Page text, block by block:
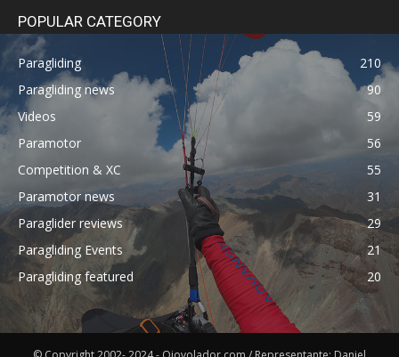
POPULAR CATEGORY
Paragliding
210
Paragliding news
90
Videos
59
Paramotor
56
Competition & XC
55
Paramotor news
31
Paraglider reviews
29
Paragliding Events
21
Paragliding featured
20